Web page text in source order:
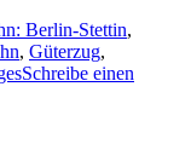
Berlin-Stettin,
, Güterzug,
Schreibe einen